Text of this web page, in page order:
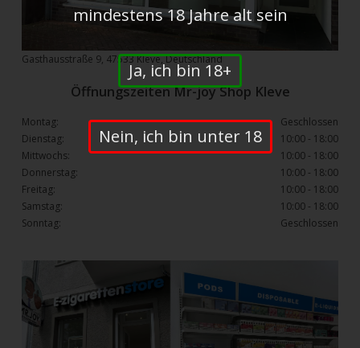
Gasthausstraße 9, 47533 Kleve, Deutschland
Öffnungszeiten Mr-joy Shop Kleve
Montag:
Geschlossen
Dienstag:
10:00 - 18:00
Mittwochs:
10:00 - 18:00
Donnerstag:
10:00 - 18:00
Freitag:
10:00 - 18:00
Samstag:
10:00 - 18:00
Sonntag:
Geschlossen
mindestens 18 Jahre alt sein
Ja, ich bin 18+
Nein, ich bin unter 18